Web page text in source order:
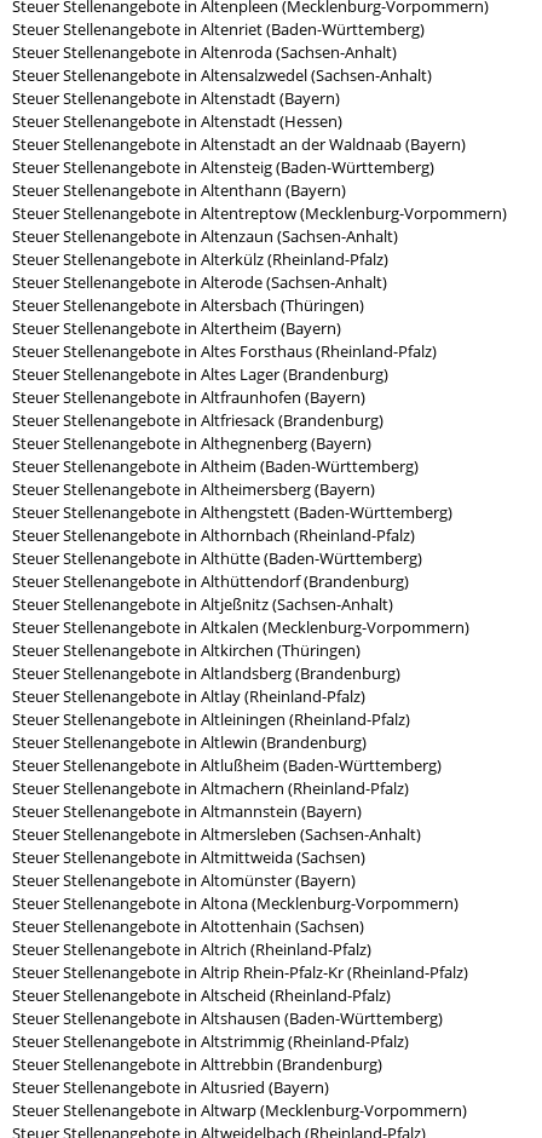
Steuer Stellenangebote in Altenpleen (Mecklenburg-Vorpommern)
Steuer Stellenangebote in Altenriet (Baden-Württemberg)
Steuer Stellenangebote in Altenroda (Sachsen-Anhalt)
Steuer Stellenangebote in Altensalzwedel (Sachsen-Anhalt)
Steuer Stellenangebote in Altenstadt (Bayern)
Steuer Stellenangebote in Altenstadt (Hessen)
Steuer Stellenangebote in Altenstadt an der Waldnaab (Bayern)
Steuer Stellenangebote in Altensteig (Baden-Württemberg)
Steuer Stellenangebote in Altenthann (Bayern)
Steuer Stellenangebote in Altentreptow (Mecklenburg-Vorpommern)
Steuer Stellenangebote in Altenzaun (Sachsen-Anhalt)
Steuer Stellenangebote in Alterkülz (Rheinland-Pfalz)
Steuer Stellenangebote in Alterode (Sachsen-Anhalt)
Steuer Stellenangebote in Altersbach (Thüringen)
Steuer Stellenangebote in Altertheim (Bayern)
Steuer Stellenangebote in Altes Forsthaus (Rheinland-Pfalz)
Steuer Stellenangebote in Altes Lager (Brandenburg)
Steuer Stellenangebote in Altfraunhofen (Bayern)
Steuer Stellenangebote in Altfriesack (Brandenburg)
Steuer Stellenangebote in Althegnenberg (Bayern)
Steuer Stellenangebote in Altheim (Baden-Württemberg)
Steuer Stellenangebote in Altheimersberg (Bayern)
Steuer Stellenangebote in Althengstett (Baden-Württemberg)
Steuer Stellenangebote in Althornbach (Rheinland-Pfalz)
Steuer Stellenangebote in Althütte (Baden-Württemberg)
Steuer Stellenangebote in Althüttendorf (Brandenburg)
Steuer Stellenangebote in Altjeßnitz (Sachsen-Anhalt)
Steuer Stellenangebote in Altkalen (Mecklenburg-Vorpommern)
Steuer Stellenangebote in Altkirchen (Thüringen)
Steuer Stellenangebote in Altlandsberg (Brandenburg)
Steuer Stellenangebote in Altlay (Rheinland-Pfalz)
Steuer Stellenangebote in Altleiningen (Rheinland-Pfalz)
Steuer Stellenangebote in Altlewin (Brandenburg)
Steuer Stellenangebote in Altlußheim (Baden-Württemberg)
Steuer Stellenangebote in Altmachern (Rheinland-Pfalz)
Steuer Stellenangebote in Altmannstein (Bayern)
Steuer Stellenangebote in Altmersleben (Sachsen-Anhalt)
Steuer Stellenangebote in Altmittweida (Sachsen)
Steuer Stellenangebote in Altomünster (Bayern)
Steuer Stellenangebote in Altona (Mecklenburg-Vorpommern)
Steuer Stellenangebote in Altottenhain (Sachsen)
Steuer Stellenangebote in Altrich (Rheinland-Pfalz)
Steuer Stellenangebote in Altrip Rhein-Pfalz-Kr (Rheinland-Pfalz)
Steuer Stellenangebote in Altscheid (Rheinland-Pfalz)
Steuer Stellenangebote in Altshausen (Baden-Württemberg)
Steuer Stellenangebote in Altstrimmig (Rheinland-Pfalz)
Steuer Stellenangebote in Alttrebbin (Brandenburg)
Steuer Stellenangebote in Altusried (Bayern)
Steuer Stellenangebote in Altwarp (Mecklenburg-Vorpommern)
Steuer Stellenangebote in Altweidelbach (Rheinland-Pfalz)